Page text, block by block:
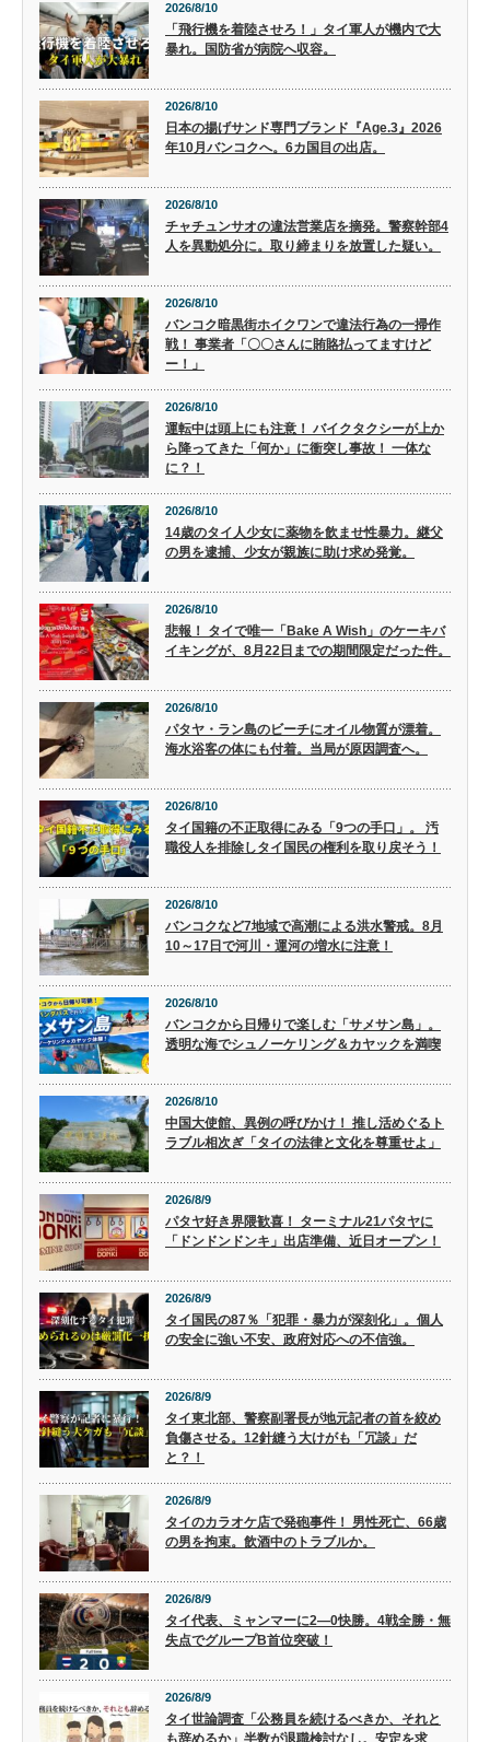
2026/8/10
「飛行機を着陸させろ！」タイ軍人が機内で大
暴れ。国防省が病院へ収容。
2026/8/10
日本の揚げサンド専門ブランド『Age.3』2026
年10月バンコクへ。6カ国目の出店。
2026/8/10
チャチュンサオの違法営業店を摘発。警察幹部4
人を異動処分に。取り締まりを放置した疑い。
2026/8/10
バンコク暗黒街ホイクワンで違法行為の一掃作
戦！ 事業者「〇〇さんに賄賂払ってますけど
ー！」
2026/8/10
運転中は頭上にも注意！ バイクタクシーが上か
ら降ってきた「何か」に衝突し事故！ 一体な
に？！
2026/8/10
14歳のタイ人少女に薬物を飲ませ性暴力。継父
の男を逮捕、少女が親族に助け求め発覚。
2026/8/10
悲報！ タイで唯一「Bake A Wish」のケーキバ
イキングが、8月22日までの期間限定だった件。
2026/8/10
パタヤ・ラン島のビーチにオイル物質が漂着。
海水浴客の体にも付着。当局が原因調査へ。
2026/8/10
タイ国籍の不正取得にみる「9つの手口」。 汚
職役人を排除しタイ国民の権利を取り戻そう！
2026/8/10
バンコクなど7地域で高潮による洪水警戒。8月
10～17日で河川・運河の増水に注意！
2026/8/10
バンコクから日帰りで楽しむ「サメサン島」。
透明な海でシュノーケリング＆カヤックを満喫
2026/8/10
中国大使館、異例の呼びかけ！ 推し活めぐるト
ラブル相次ぎ「タイの法律と文化を尊重せよ」
2026/8/9
パタヤ好き界隈歓喜！ ターミナル21パタヤに
「ドンドンドンキ」出店準備、近日オープン！
2026/8/9
タイ国民の87％「犯罪・暴力が深刻化」。個人
の安全に強い不安、政府対応への不信強。
2026/8/9
タイ東北部、警察副署長が地元記者の首を絞め
負傷させる。12針縫う大けがも「冗談」だ
と？！
2026/8/9
タイのカラオケ店で発砲事件！ 男性死亡、66歳
の男を拘束。飲酒中のトラブルか。
2026/8/9
タイ代表、ミャンマーに2―0快勝。4戦全勝・無
失点でグループB首位突破！
2026/8/9
タイ世論調査「公務員を続けるべきか、それと